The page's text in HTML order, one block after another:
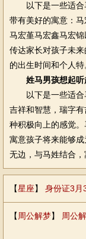
以下是一些适合马
带有美好的寓意：
马宏堇马宏鑫马宏
传达家长对孩子未
的出生时间和个人特
姓马男孩想起
以下是一些适合
吉祥和智慧，瑞字
种积极向上的感觉
寓意孩子将来能够
无边，与马姓结合，
【星座】 身份证3月
【 周公解梦】
周公